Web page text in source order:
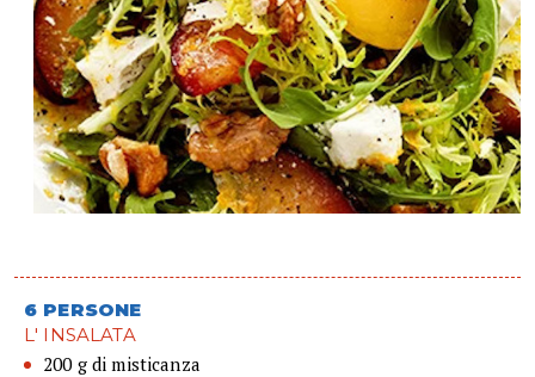
6 PERSONE
L' INSALATA
200 g di misticanza